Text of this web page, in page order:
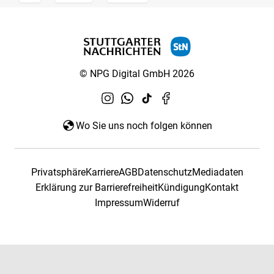
© NPG Digital GmbH 2026
Wo Sie uns noch folgen können
PrivatsphäreKarriereAGBDatenschutzMediadaten
Erklärung zur BarrierefreiheitKündigungKontakt
ImpressumWiderruf